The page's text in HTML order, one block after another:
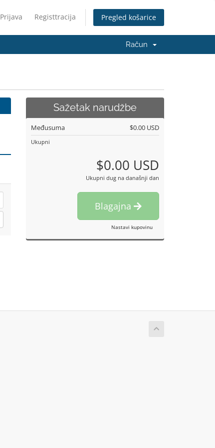
Prijava Registtracija Pregled košarice
Račun
Sažetak narudžbe
Međusuma $0.00 USD
Ukupni
$0.00 USD
Ukupni dug na današnji dan
Blagajna
Nastavi kupovinu